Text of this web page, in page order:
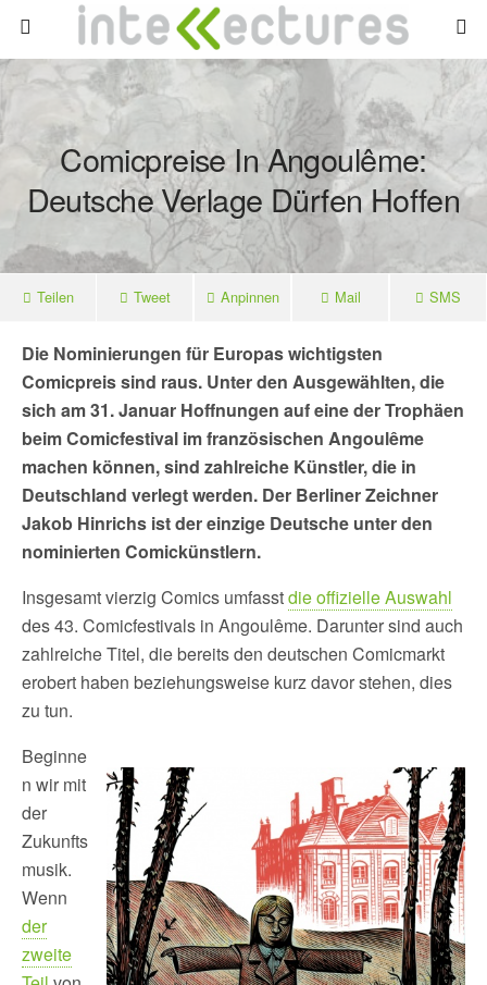
Comicpreise In Angoulême:
Deutsche Verlage Dürfen Hoffen
Teilen Tweet Anpinnen Mail SMS
Die Nominierungen für Europas wichtigsten
Comicpreis sind raus. Unter den Ausgewählten, die
sich am 31. Januar Hoffnungen auf eine der Trophäen
beim Comicfestival im französischen Angoulême
machen können, sind zahlreiche Künstler, die in
Deutschland verlegt werden. Der Berliner Zeichner
Jakob Hinrichs ist der einzige Deutsche unter den
nominierten Comickünstlern.
Insgesamt vierzig Comics umfasstdie offizielle Auswahl
des 43. Comicfestivals in Angoulême. Darunter sind auch
zahlreiche Titel, die bereits den deutschen Comicmarkt
erobert haben beziehungsweise kurz davor stehen, dies
zu tun.
Beginne
n wir mit
der
Zukunfts
musik.
Wenn
der
zweite